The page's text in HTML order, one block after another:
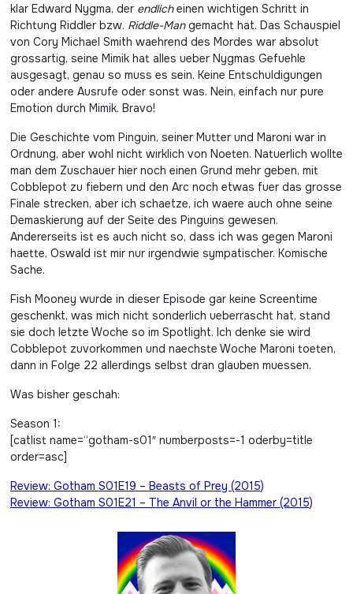
klar Edward Nygma, der endlicheinen wichtigen Schritt in
Richtung Riddler bzw. Riddle-Mangemacht hat. Das Schauspiel
von Cory Michael Smith waehrend des Mordes war absolut
grossartig, seine Mimik hat alles ueber Nygmas Gefuehle
ausgesagt, genau so muss es sein. Keine Entschuldigungen
oder andere Ausrufe oder sonst was. Nein, einfach nur pure
Emotion durch Mimik. Bravo!
Die Geschichte vom Pinguin, seiner Mutter und Maroni war in
Ordnung, aber wohl nicht wirklich von Noeten. Natuerlich wollte
man dem Zuschauer hier noch einen Grund mehr geben, mit
Cobblepot zu fiebern und den Arc noch etwas fuer das grosse
Finale strecken, aber ich schaetze, ich waere auch ohne seine
Demaskierung auf der Seite des Pinguins gewesen.
Andererseits ist es auch nicht so, dass ich was gegen Maroni
haette, Oswald ist mir nur irgendwie sympatischer. Komische
Sache.
Fish Mooney wurde in dieser Episode gar keine Screentime
geschenkt, was mich nicht sonderlich ueberrascht hat, stand
sie doch letzte Woche so im Spotlight. Ich denke sie wird
Cobblepot zuvorkommen und naechste Woche Maroni toeten,
dann in Folge 22 allerdings selbst dran glauben muessen.
Was bisher geschah:
Season 1:
[catlist name=“gotham-s01″ numberposts=-1 oderby=title
order=asc]
Beitragsnavigation
Review: Gotham S01E19 – Beasts of Prey (2015)
Review: Gotham S01E21 – The Anvil or the Hammer (2015)